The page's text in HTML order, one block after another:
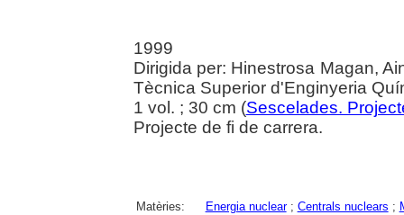
1999
Dirigida per: Hinestrosa Magan,
Tècnica Superior d'Enginyeria
1 vol. ; 30 cm (Sescelades.
Projecte de fi de carrera.
Matèries: Energia nuclear; Centrals nuclears ;